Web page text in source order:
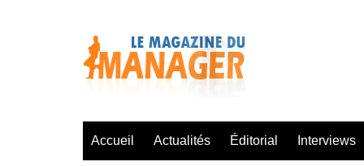
Accueil Actualités Éditorial Interviews